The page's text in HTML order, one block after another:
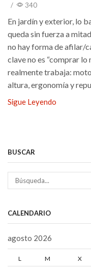
/ 340
En jardín y exterior, lo
queda sin fuerza a
no hay forma de afilar/
clave no es “comprar lo
realmente trabaja:
altura, ergonomía y
Sigue Leyendo
BUSCAR
CALENDARIO
agosto 2026
L M X